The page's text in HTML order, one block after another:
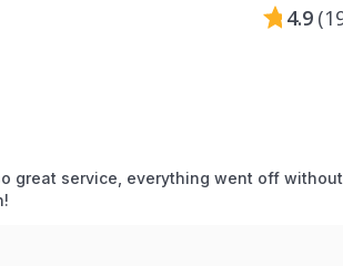
4.9 (
great service, everything went off